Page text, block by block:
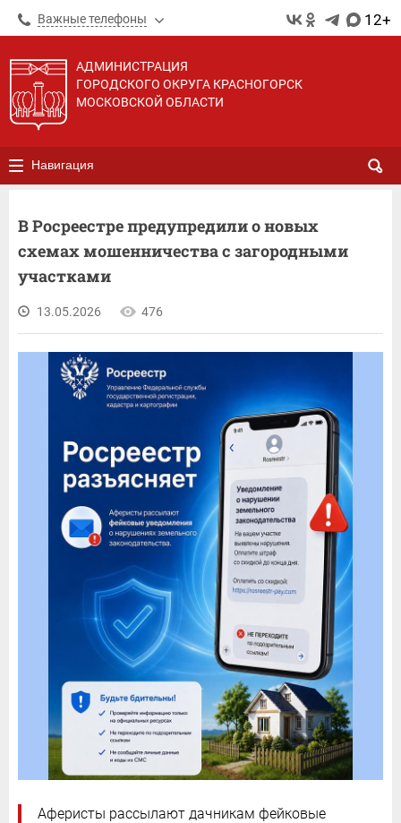
Важные телефоны 12+
АДМИНИСТРАЦИЯ
ГОРОДСКОГО ОКРУГА КРАСНОГОРСК
МОСКОВСКОЙ ОБЛАСТИ
Навигация
В Росреестре предупредили о новых
схемах мошенничества с загородными
участками
13.05.2026 476
Аферисты рассылают дачникам фейковые